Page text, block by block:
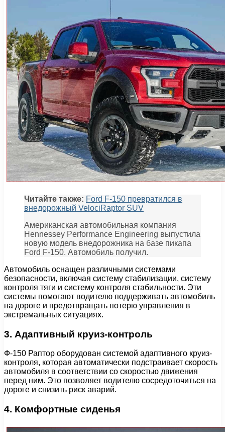
Читайте также: Ford F-150 превратился в
внедорожный VelociRaptor SUV
Американская автомобильная компания
Hennessey Performance Engineering выпустила
новую модель внедорожника на базе пикапа
Ford F-150. Автомобиль получил.
Автомобиль оснащен различными системами
безопасности, включая систему стабилизации, систему
контроля тяги и систему контроля стабильности. Эти
системы помогают водителю поддерживать автомобиль
на дороге и предотвращать потерю управления в
экстремальных ситуациях.
3. Адаптивный круиз-контроль
Ф-150 Раптор оборудован системой адаптивного круиз-
контроля, которая автоматически подстраивает скорость
автомобиля в соответствии со скоростью движения
перед ним. Это позволяет водителю сосредоточиться на
дороге и снизить риск аварий.
4. Комфортные сиденья